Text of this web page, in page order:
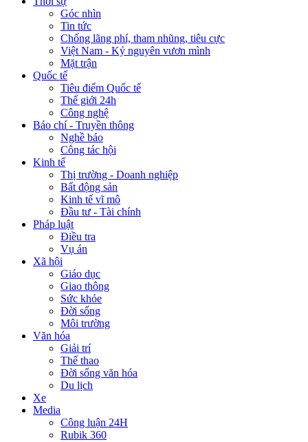
Góc nhìn
Tin tức
Chống lãng phí, tham nhũng, tiêu cực
Việt Nam - Kỷ nguyên vươn mình
Mặt trận
Quốc tế
Tiêu điểm Quốc tế
Thế giới 24h
Công nghệ
Báo chí - Truyền thông
Nghề báo
Công tác hội
Kinh tế
Thị trường - Doanh nghiệp
Bất động sản
Kinh tế vĩ mô
Đầu tư - Tài chính
Pháp luật
Điều tra
Vụ án
Xã hội
Giáo dục
Giao thông
Sức khỏe
Đời sống
Môi trường
Văn hóa
Giải trí
Thể thao
Đời sống văn hóa
Du lịch
Xe
Media
Công luận 24H
Rubik 360